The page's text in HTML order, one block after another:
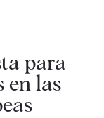
para
en las